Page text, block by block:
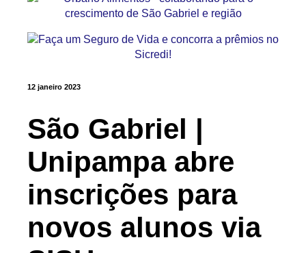
12 janeiro 2023
São Gabriel |
Unipampa abre
inscrições para
novos alunos via